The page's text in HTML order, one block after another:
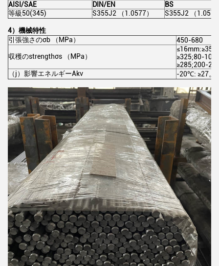
AISI/SAE
DIN/EN
BS
等級50(345)
S355J2 （1.0577） S355J2 （
4）機械特性
引張強さのσb （MPa）
450-680
収穫のstrengthσs （MPa）
≥325;80-
≥285;200-
（j）影響エネルギーAkv
-20℃: ≥27。